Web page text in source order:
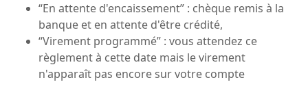
“En attente d'encaissement” : chèque remis à la
banque et en attente d'être crédité,
“Virement programmé” : vous attendez ce
règlement à cette date mais le virement
n'apparaît pas encore sur votre compte